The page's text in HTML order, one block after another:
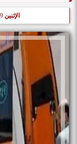
الإثنين